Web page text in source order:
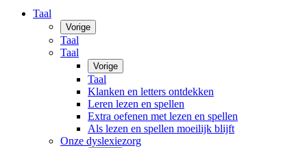
Taal
Vorige
Taal
Taal
Vorige
Taal
Klanken en letters ontdekken
Leren lezen en spellen
Extra oefenen met lezen en spellen
Als lezen en spellen moeilijk blijft
Onze dyslexiezorg